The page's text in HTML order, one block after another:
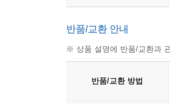
반품/교환 안내
※ 상품 설명에 반품/교환과
반품/교환 방법